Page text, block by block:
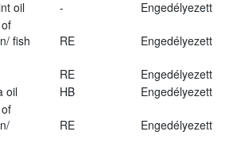
oil
-
Engedélyezett
fish
RE Engedélyezett
RE
Engedélyezett
oil
HB
Engedélyezett
RE Engedélyezett